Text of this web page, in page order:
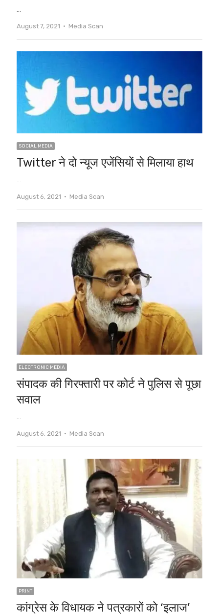
…
August 7, 2021 Author
Media Scan
SOCIAL MEDIA
Twitter ने दो न्यूज एजेंसियों से मिलाया हाथ
August 6, 2021 Author
Media Scan
ELECTRONIC MEDIA
संपादक की गिरफ्तारी पर कोर्ट ने पुलिस से पूछा
सवाल
August 6, 2021 Author
Media Scan
PRINT
कांग्रेस के विधायक ने पत्रकारों को ‘इलाज’